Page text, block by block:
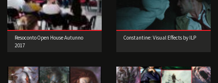
Resoconto Open House Autunno
2017
Constantine: Visual Effects by ILP